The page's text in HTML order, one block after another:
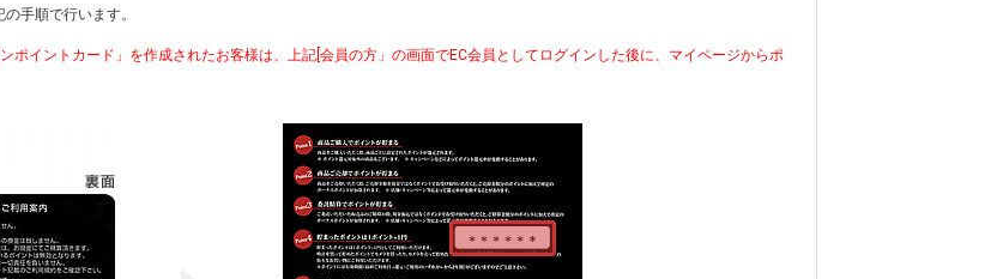
手順で行います。
ポイントカード」を作成されたお客様は、上記[会員の方」の画面でEC会員としてログインした後に、マイページからポ